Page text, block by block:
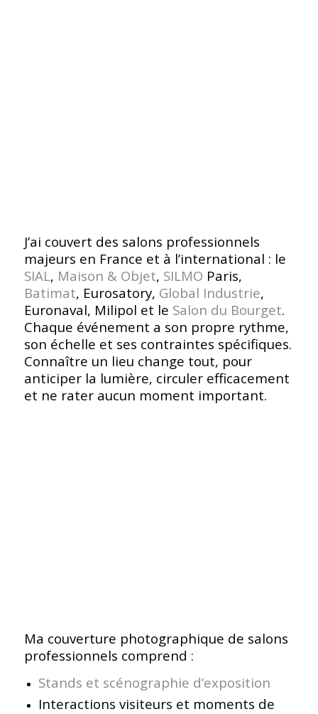
J’ai couvert des salons professionnels
majeurs en France et à l’international : le
SIAL, Maison & Objet, SILMO Paris,
Batimat, Eurosatory, Global Industrie,
Euronaval, Milipol et le Salon du Bourget.
Chaque événement a son propre rythme,
son échelle et ses contraintes spécifiques.
Connaître un lieu change tout, pour
anticiper la lumière, circuler efficacement
et ne rater aucun moment important.
Ma couverture photographique de salons
professionnels comprend :
Stands et scénographie d’exposition
Interactions visiteurs et moments de